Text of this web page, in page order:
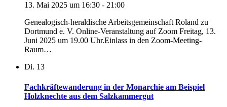
13. Mai 2025 um 16:30 - 21:00
Genealogisch-heraldische Arbeitsgemeinschaft Roland zu
Dortmund e. V. Online-Veranstaltung auf Zoom Freitag, 13.
Juni 2025 um 19.00 Uhr.Einlass in den Zoom-Meeting-
Raum…
Di. 13
Fachkräftewanderung in der Monarchie am Beispiel
Holzknechte aus dem Salzkammergut